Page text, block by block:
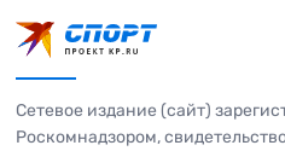
Сетевое издание (сайт)
Роскомнадзором,